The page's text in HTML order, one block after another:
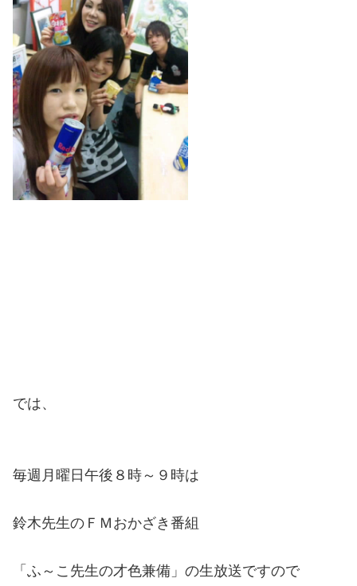
では、
毎週月曜日午後８時～９時は
鈴木先生のＦＭおかざき番組
「ふ～こ先生の才色兼備」の生放送ですので